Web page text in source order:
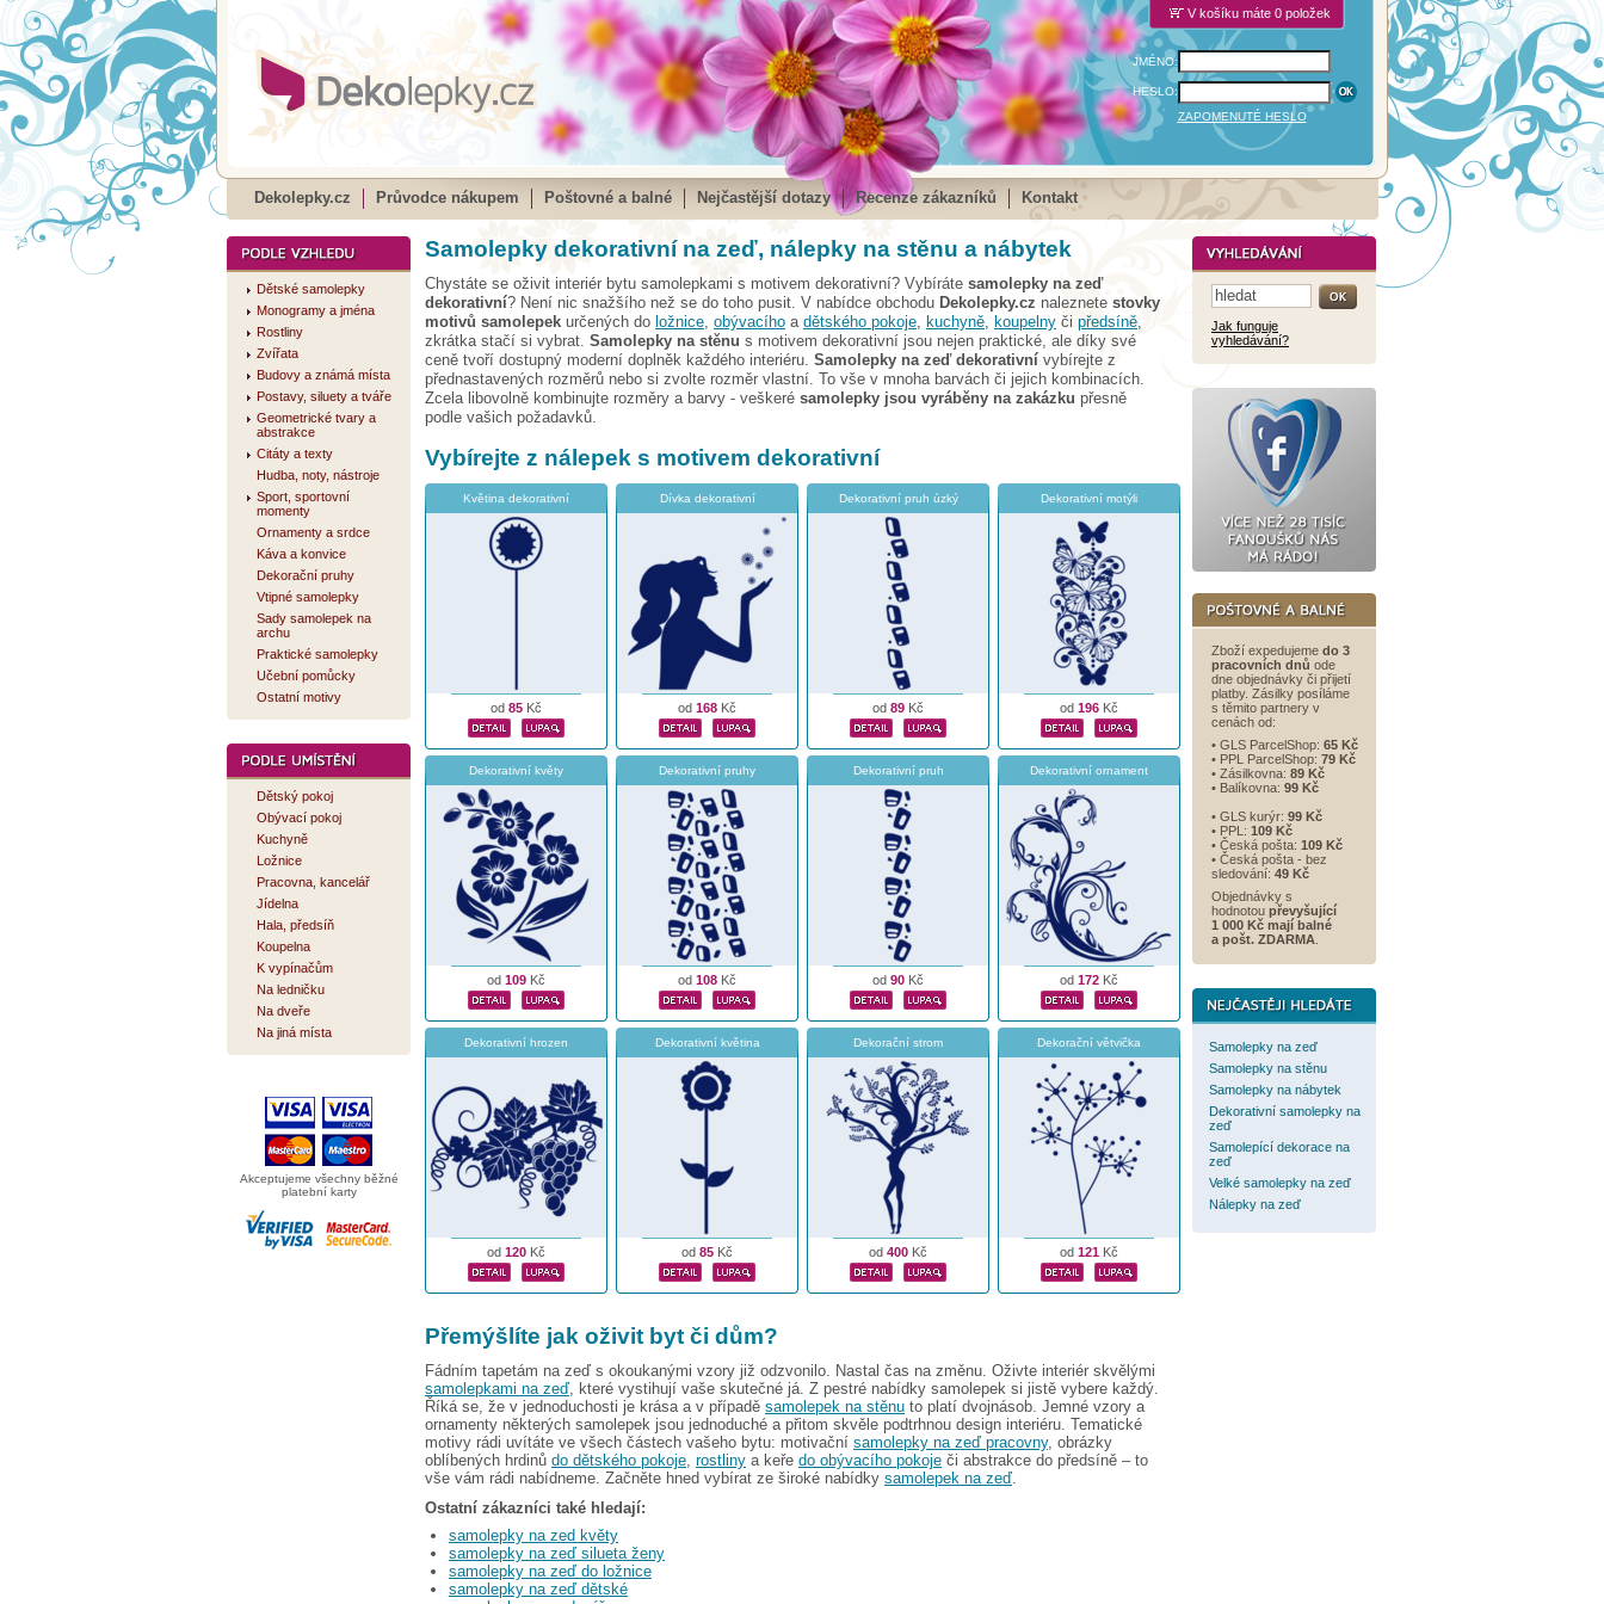
V košíku máte 0 položek
JMÉNO:
HESLO:
ZAPOMENUTÉ HESLO
Dekolepky.cz Průvodce nákupem Poštovné a balné Nejčastější dotazy Recenze zákazníků Kontakt
Dětské samolepky
Monogramy a jména
Rostliny
Zvířata
Budovy a známá místa
Postavy, siluety a tváře
Geometrické tvary a
abstrakce
Citáty a texty
Hudba, noty, nástroje
Sport, sportovní
momenty
Ornamenty a srdce
Káva a konvice
Dekorační pruhy
Vtipné samolepky
Sady samolepek na
archu
Praktické samolepky
Učební pomůcky
Ostatní motivy
Dětský pokoj
Obývací pokoj
Kuchyně
Ložnice
Pracovna, kancelář
Jídelna
Hala, předsíň
Koupelna
K vypínačům
Na ledničku
Na dveře
Na jiná místa
Akceptujeme všechny běžné
platební karty
Samolepky dekorativní na zeď, nálepky na stěnu a nábytek
Chystáte se oživit interiér bytu samolepkami s motivem dekorativní? Vybíráte samolepky na zeď
dekorativní? Není nic snažšího než se do toho pusit. V nabídce obchodu Dekolepky.cz naleznete stovky
motivů samolepek určených do ložnice, obývacího a dětského pokoje, kuchyně, koupelny či předsíně,
zkrátka stačí si vybrat. Samolepky na stěnu s motivem dekorativní jsou nejen praktické, ale díky své
ceně tvoří dostupný moderní doplněk každého interiéru. Samolepky na zeď dekorativní vybírejte z
přednastavených rozměrů nebo si zvolte rozměr vlastní. To vše v mnoha barvách či jejich kombinacích.
Zcela libovolně kombinujte rozměry a barvy - veškeré samolepky jsou vyráběny na zakázku přesně
podle vašich požadavků.
Vybírejte z nálepek s motivem dekorativní
Květina dekorativní
od 85 Kč
Dívka dekorativní
od 168 Kč
Dekorativní pruh úzký
od 89 Kč
Dekorativní motýli
od 196 Kč
Dekorativní květy
od 109 Kč
Dekorativní pruhy
od 108 Kč
Dekorativní pruh
od 90 Kč
Dekorativní ornament
od 172 Kč
Dekorativní hrozen
od 120 Kč
Dekorativní květina
od 85 Kč
Dekorační strom
od 400 Kč
Dekorační větvička
od 121 Kč
Přemýšlíte jak oživit byt či dům?
Fádním tapetám na zeď s okoukanými vzory již odzvonilo. Nastal čas na změnu. Oživte interiér skvělými
samolepkami na zeď, které vystihují vaše skutečné já. Z pestré nabídky samolepek si jistě vybere každý.
Říká se, že v jednoduchosti je krása a v případě samolepek na stěnu to platí dvojnásob. Jemné vzory a
ornamenty některých samolepek jsou jednoduché a přitom skvěle podtrhnou design interiéru. Tematické
motivy rádi uvítáte ve všech částech vašeho bytu: motivační samolepky na zeď pracovny, obrázky
oblíbených hrdinů do dětského pokoje, rostliny a keře do obývacího pokoje či abstrakce do předsíně – to
vše vám rádi nabídneme. Začněte hned vybírat ze široké nabídky samolepek na zeď.
Ostatní zákazníci také hledají:
samolepky na zed květy
samolepky na zeď silueta ženy
samolepky na zeď do ložnice
samolepky na zeď dětské
Jak funguje
vyhledávání?
Zboží expedujeme do 3
pracovních dnů ode
dne objednávky či přijetí
platby. Zásilky posíláme
s těmito partnery v
cenách od:
• GLS ParcelShop: 65 Kč
• PPL ParcelShop: 79 Kč
• Zásilkovna: 89 Kč
• Balíkovna: 99 Kč
• GLS kurýr: 99 Kč
• PPL: 109 Kč
• Česká pošta: 109 Kč
• Česká pošta - bez
sledování: 49 Kč
Objednávky s
hodnotou převyšující
1 000 Kč mají balné
a pošt. ZDARMA
Samolepky na zeď
Samolepky na stěnu
Samolepky na nábytek
Dekorativní samolepky na
zeď
Samolepící dekorace na
zeď
Velké samolepky na zeď
Nálepky na zeď